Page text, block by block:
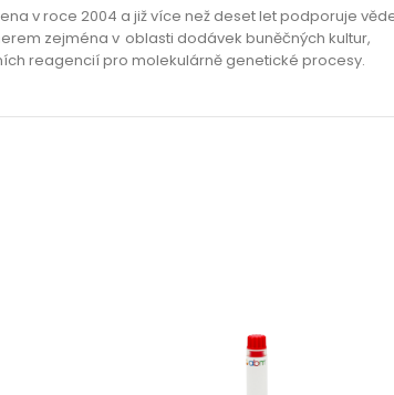
v roce 2004 a již více než deset let podporuje
zejména v oblasti dodávek buněčných kultur,
reagencií pro molekulárně genetické procesy.